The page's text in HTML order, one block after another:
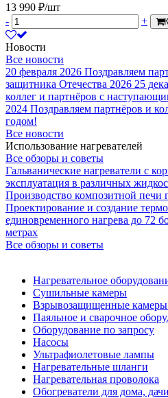
13 990 ₽/шт
-
+
Новости
Все новости
20 февраля 2026 Поздравляем
защитника Отечества 2026 25
коллег и партнёров с
2024 Поздравляем партнёров и
годом!
Все новости
Использование нагревателей
Все обзоры и советы
Гальванические нагреватели с
эксплуатация в различных
Производство композитной печи
Проектирование и создание
единовременного нагрева до 72
метрах
Все обзоры и советы
Нагревательное
Сушильные камеры
Взрывозащищенные камеры
Паяльное и сварочное
Оборудование по запросу
Насосы
Ультрафиолетовые лампы
Нагревательные шланги
Нагревательная проволока
Обогреватели для дома,